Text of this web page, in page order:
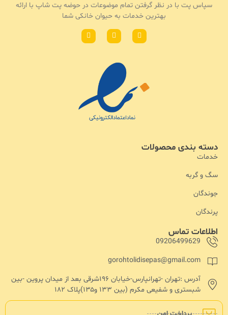
اطلاعات تماس
09206499629
gorohtolidisepas@gmail.com
آدرس :تهران -تهرانپارس-خیابان ۱۹۶شرقی بعد از میدان پروین -بین
شبستری و شفیعی مکرم (بین ۱۳۳ و۱۳۵)پلاک ۱۸۲
دسته بندی محصولات
خدمات
سگ و گربه
جوندگان
پرندگان
سپاس پت با در نظر گرفتن تمام موضوعات در حوضه پت شاپ با ارائه
بهترین خدمات به حیوان خانکی شما